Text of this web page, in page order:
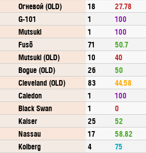
Огневой (OLD) 18
27.78
G-101 1
100
Mutsuki 1
100
Fusō 71
50.7
Mutsuki (OLD) 10
40
Bogue (OLD) 26
50
Cleveland (OLD) 83
44.58
Caledon 1
100
Black Swan 1
0
Kaiser 25
52
Nassau 17
58.82
Kolberg 4
75